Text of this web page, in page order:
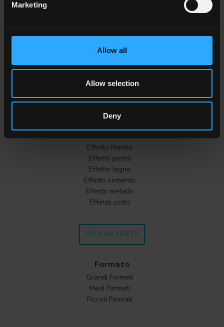
Marketing
Allow all
Allow selection
Deny
Antracite
Beige
Cotto
TUTTI I COLORI
Effetto Marmo
Effetto pietra
Effetto legno
Effetto cemento
Effetto metallo
Effetto cotto
TUTTI GLI EFFETTI
Formato
Grandi Formati
Medi Formati
Piccoli Formati